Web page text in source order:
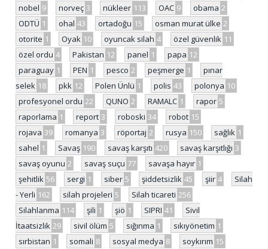
nobel 9 norveç 3 nükleer 113 OAC 9 obama 2
ODTÜ 1 ohal 43 ortadoğu 15 osman murat ülke 2
otorite 1 Oyak 10 oyuncak silah 4 özel güvenlik 11
özel ordu 4 Pakistan 12 panel 1 papa 12
paraguay 1 PEN 1 pesco 2 peşmerge 1
pınar
selek 18 pkk 12 Polen Ünlü 1 polis 43 polonya 10
profesyonel ordu 22 QUNO 2 RAMALC 1 rapor 5
raporlama 1 report 3 roboski 34 robot 15
rojava 39 romanya 3 röportaj 2 rusya 150 sağlık 1
sahel 1 Savaş 190 savaş karşıtı 420 savaş karşıtlığı 3
savaş oyunu 2 savaş suçu 77 savaşa hayır 1
şehitlik 56 sergi 1 siber 5 şiddetsizlik 45 şiir 4
Silah
- Yerli 162 silah projeleri 5 Silah ticareti 256
Silahlanma 114 şili 1 şiö 1 SIPRI 41
Sivil
İtaatsizlik 29 sivil ölüm 5 sığınma 1 sıkıyönetim 1
sırbistan 1 somali 8 sosyal medya 8 soykırım 15